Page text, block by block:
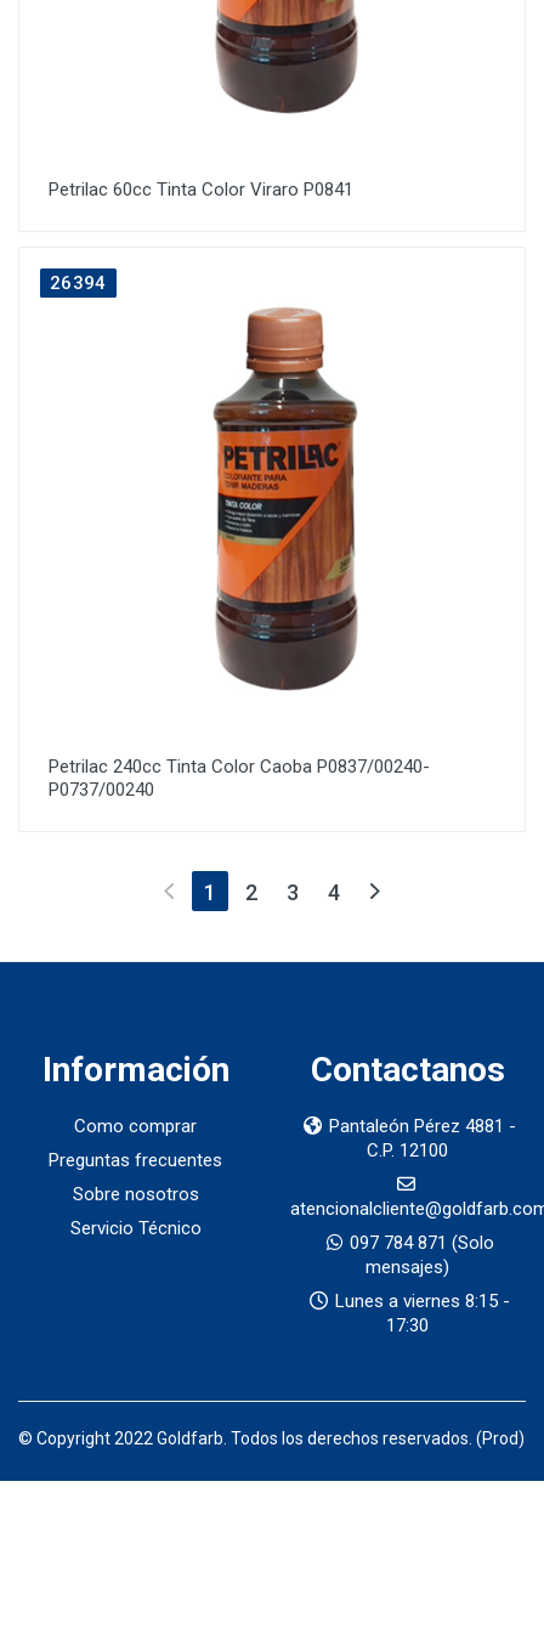
Petrilac 60cc Tinta Color Viraro P0841
26394
Petrilac 240cc Tinta Color Caoba P0837/00240-
P0737/00240
1 (current)
2 3 4
Información
Como comprar
Preguntas frecuentes
Sobre nosotros
Servicio Técnico
Contactanos
Pantaleón Pérez 4881 -
C.P. 12100
097 784 871 (Solo
mensajes)
Lunes a viernes 8:15 -
17:30
© Copyright 2022 Goldfarb. Todos los derechos reservados. (Prod)